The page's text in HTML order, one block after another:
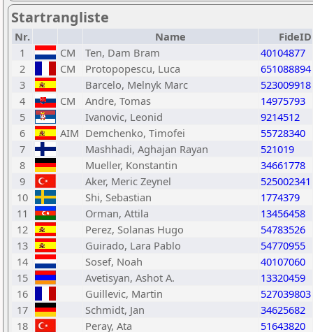
Startrangliste
Nr. Name
FideID
1
CM Ten, Dam Bram
40104877
2
CM Protopopescu, Luca
651088894
3
Barcelo, Melnyk Marc
523009918
4
CM Andre, Tomas
14975793
5
Ivanovic, Leonid
9214512
6
AIM Demchenko, Timofei
55728340
7
Mashhadi, Aghajan Rayan
521019
8
Mueller, Konstantin
34661778
9
Aker, Meric Zeynel
525002341
10
Shi, Sebastian
1774379
11
Orman, Attila
13456458
12
Perez, Solanas Hugo
54783526
13
Guirado, Lara Pablo
54770955
14
Sosef, Noah
40107060
15
Avetisyan, Ashot A.
13320459
16
Guillevic, Martin
527039803
17
Schmidt, Jan
34625682
18
Peray, Ata
51643820